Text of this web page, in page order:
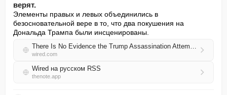
верят.
Элементы правых и левых объединились в
безосновательной вере в то, что два покушения на
Дональда Трампа были инсценированы.
There Is No Evidence the Trump Assassination Attempts Were Staged. People Still Believe They Were
wired.com
Wired на русском RSS
thenote.app